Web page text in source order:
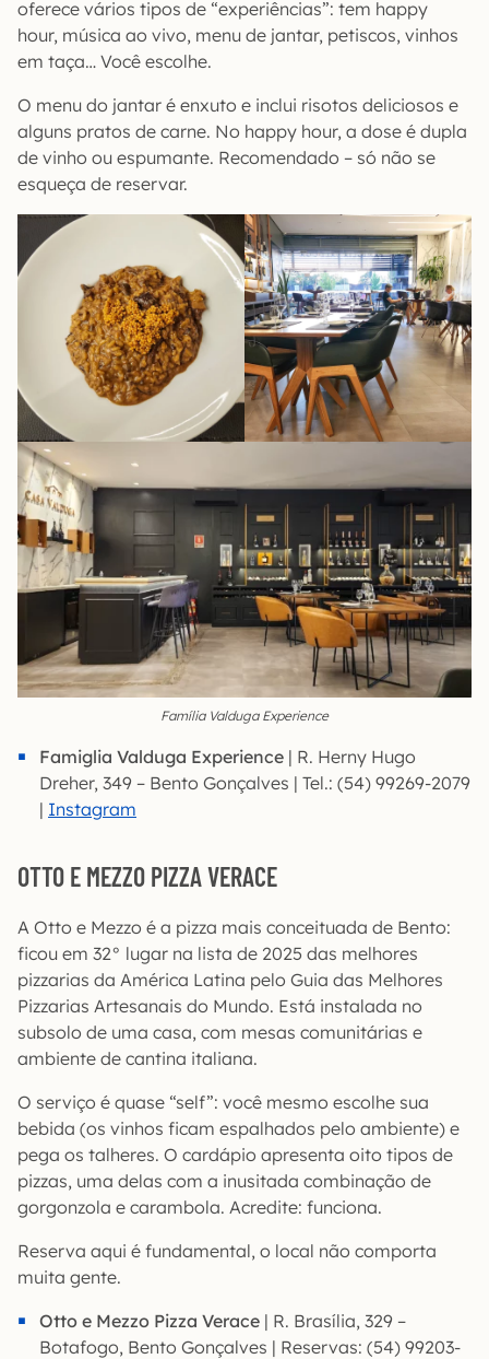
oferece vários tipos de “experiências”: tem happy
hour, música ao vivo, menu de jantar, petiscos, vinhos
em taça… Você escolhe.
O menu do jantar é enxuto e inclui risotos deliciosos e
alguns pratos de carne. No happy hour, a dose é dupla
de vinho ou espumante. Recomendado – só não se
esqueça de reservar.
Família Valduga Experience
Famiglia Valduga Experience | R. Herny Hugo
Dreher, 349 – Bento Gonçalves | Tel.: (54) 99269-2079
| Instagram
OTTO E MEZZO PIZZA VERACE
A Otto e Mezzo é a pizza mais conceituada de Bento:
ficou em 32° lugar na lista de 2025 das melhores
pizzarias da América Latina pelo Guia das Melhores
Pizzarias Artesanais do Mundo. Está instalada no
subsolo de uma casa, com mesas comunitárias e
ambiente de cantina italiana.
O serviço é quase “self”: você mesmo escolhe sua
bebida (os vinhos ficam espalhados pelo ambiente) e
pega os talheres. O cardápio apresenta oito tipos de
pizzas, uma delas com a inusitada combinação de
gorgonzola e carambola. Acredite: funciona.
Reserva aqui é fundamental, o local não comporta
muita gente.
Otto e Mezzo Pizza Verace | R. Brasília, 329 –
Botafogo, Bento Gonçalves | Reservas: (54) 99203-